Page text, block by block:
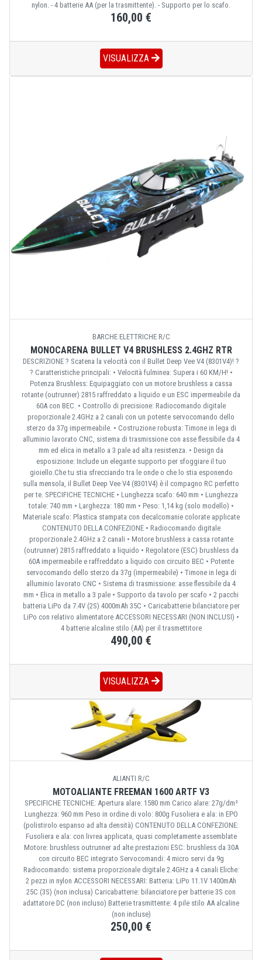
nylon. - 4 batterie AA (per la trasmittente). - Supporto per lo scafo.
160,00 €
VISUALIZZA
BARCHE ELETTRICHE R/C
MONOCARENA BULLET V4 BRUSHLESS 2.4GHZ RTR
DESCRIZIONE ? Scatena la velocità con il Bullet Deep Vee V4 (8301V4)! ?
? Caratteristiche principali: • Velocità fulminea: Supera i 60 KM/H! •
Potenza Brushless: Equipaggiato con un motore brushless a cassa
rotante (outrunner) 2815 raffreddato a liquido e un ESC impermeabile da
60A con BEC. • Controllo di precisione: Radiocomando digitale
proporzionale 2.4GHz a 2 canali con un potente servocomando dello
sterzo da 37g impermeabile. • Costruzione robusta: Timone in lega di
alluminio lavorato CNC, sistema di trasmissione con asse flessibile da 4
mm ed elica in metallo a 3 pale ad alta resistenza. • Design da
esposizione: Include un elegante supporto per sfoggiare il tuo
gioiello.Che tu stia sfrecciando tra le onde o che lo stia esponendo
sulla mensola, il Bullet Deep Vee V4 (8301V4) è il compagno RC perfetto
per te. SPECIFICHE TECNICHE • Lunghezza scafo: 640 mm • Lunghezza
totale: 740 mm • Larghezza: 180 mm • Peso: 1,14 kg (solo modello) •
Materiale scafo: Plastica stampata con decalcomanie colorate applicate
CONTENUTO DELLA CONFEZIONE • Radiocomando digitale
proporzionale 2.4GHz a 2 canali • Motore brushless a cassa rotante
(outrunner) 2815 raffreddato a liquido • Regolatore (ESC) brushless da
60A impermeabile e raffreddato a liquido con circuito BEC • Potente
servocomando dello sterzo da 37g (impermeabile) • Timone in lega di
alluminio lavorato CNC • Sistema di trasmissione: asse flessibile da 4
mm • Elica in metallo a 3 pale • Supporto da tavolo per scafo • 2 pacchi
batteria LiPo da 7.4V (2S) 4000mAh 35C • Caricabatterie bilanciatore per
LiPo con relativo alimentatore ACCESSORI NECESSARI (NON INCLUSI) •
4 batterie alcaline stilo (AA) per il trasmettitore
490,00 €
VISUALIZZA
ALIANTI R/C
MOTOALIANTE FREEMAN 1600 ARTF V3
SPECIFICHE TECNICHE: Apertura alare: 1580 mm Carico alare: 27g/dm²
Lunghezza: 960 mm Peso in ordine di volo: 800g Fusoliera e ala: in EPO
(polistirolo espanso ad alta densità) CONTENUTO DELLA CONFEZIONE:
Fusoliera e ala: con livrea applicata, quasi completamente assemblate
Motore: brushless outrunner ad alte prestazioni ESC: brushless da 30A
con circuito BEC integrato Servocomandi: 4 micro servi da 9g
Radiocomando: sistema proporzionale digitale 2.4GHz a 4 canali Eliche:
2 pezzi in nylon ACCESSORI NECESSARI: Batteria: LiPo 11.1V 1400mAh
25C (3S) (non inclusa) Caricabatterie: bilanciatore per batterie 3S con
adattatore DC (non incluso) Batterie trasmittente: 4 pile stilo AA alcaline
(non incluse)
250,00 €